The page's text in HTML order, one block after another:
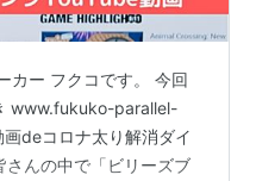
カー フクコです。 今回
www.fukuko-parallel-
deコロナ太り解消ダイ
んの中で「ビリーズブ